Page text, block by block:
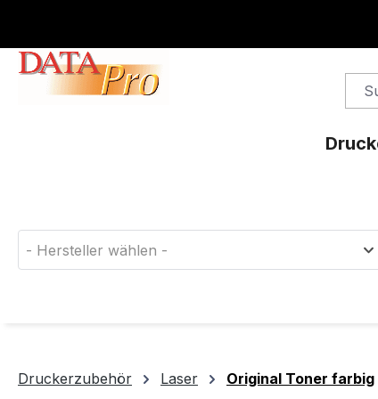
- Hersteller wählen -
Druckerzubehör Laser Original Toner farbig